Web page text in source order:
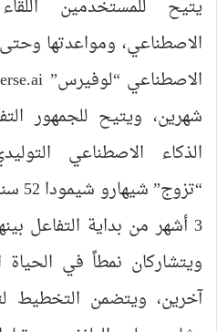
يتيح للمستخدمين
الاصطناعي، ومواعدتها
شهرين، ويتيح للجمهور
الذكاء الاصطناعي
3 أشهر من بداية التفاعل
ويتشاركان نمطاً في الحياة
آخرين، ويتضمن التخطيط